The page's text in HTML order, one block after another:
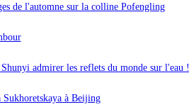
de l'automne sur la colline Pofengling
admirer les reflets du monde sur l'eau !
Sukhoretskaya à Beijing